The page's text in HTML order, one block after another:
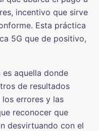
incentivo que sirve
Esta práctica
5G que de positivo,
aquella donde
de resultados
errores y las
reconocer que
desvirtuando con el